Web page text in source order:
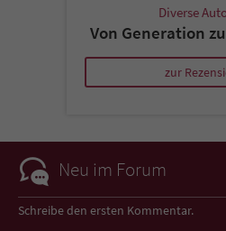
Diverse
Von Generation
zur
Neu im Forum
Schreibe den ersten Kommentar.